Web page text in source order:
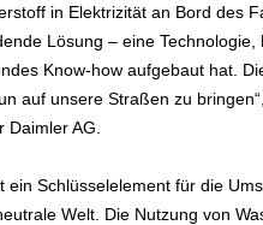
in Elektrizität an Bord des
Lösung – eine
Know-how aufgebaut hat.
auf unsere Straßen zu
AG.
ein Schlüsselelement für die
Welt. Die Nutzung von